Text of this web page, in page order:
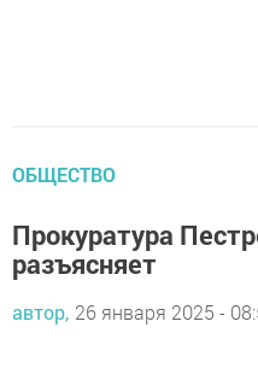
ОБЩЕСТВО
Прокуратура
разъясняет
автор, 26 января 2025 -